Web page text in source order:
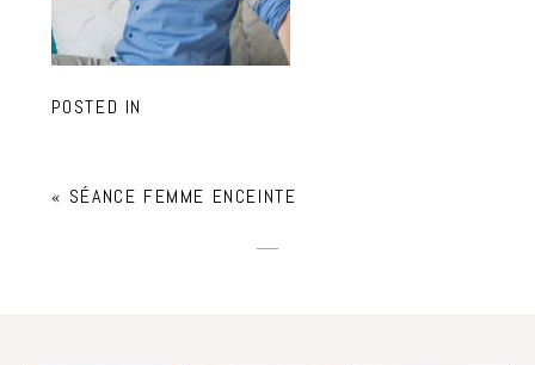
POSTED IN
« SÉANCE FEMME ENCEINTE